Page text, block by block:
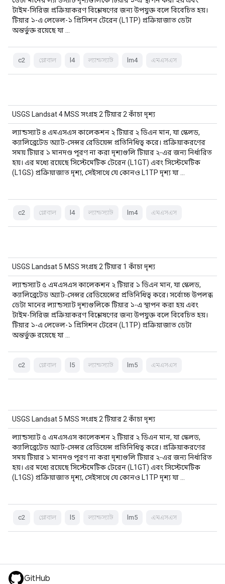
টাইম-সিরিজ প্রক্রিয়াকরণ বিশ্লেষণের জন্য উপযুক্ত বলে বিবেচিত হয়।
টিয়ার ১-এ লেভেল-১ প্রিসিশন টেরেন (L1TP) প্রক্রিয়াজাত ডেটা
অন্তর্ভুক্ত রয়েছে যা …
c2 গ্লোবাল l4 ল্যান্ডস্যাট lm4 এমএসএস
USGS Landsat 4 MSS সংগ্রহ 2 টিয়ার 2 কাঁচা দৃশ্য
ল্যান্ডস্যাট ৪ এমএসএস কালেকশন ২ টিয়ার ২ ডিএন মান, যা স্কেলড,
ক্যালিব্রেটেড অ্যাট-সেন্সর রেডিয়েন্স প্রতিনিধিত্ব করে। প্রক্রিয়াকরণের
সময় টিয়ার ১ মানদণ্ড পূরণ না করা দৃশ্যগুলি টিয়ার ২-এর জন্য নির্ধারিত
হয়। এর মধ্যে রয়েছে সিস্টেমেটিক টেরেন (L1GT) এবং সিস্টেমেটিক
(L1GS) প্রক্রিয়াজাত দৃশ্য, সেইসাথে যে কোনও L1TP দৃশ্য যা …
c2 গ্লোবাল l4 ল্যান্ডস্যাট lm4 এমএসএস
USGS Landsat 5 MSS সংগ্রহ 2 টিয়ার 1 কাঁচা দৃশ্য
ল্যান্ডস্যাট ৫ এমএসএস কালেকশন ২ টিয়ার ১ ডিএন মান, যা স্কেলড,
ক্যালিব্রেটেড অ্যাট-সেন্সর রেডিয়েন্সের প্রতিনিধিত্ব করে। সর্বোচ্চ উপলব্ধ
ডেটা মানের ল্যান্ডস্যাট দৃশ্যগুলিকে টিয়ার ১-এ স্থাপন করা হয় এবং
টাইম-সিরিজ প্রক্রিয়াকরণ বিশ্লেষণের জন্য উপযুক্ত বলে বিবেচিত হয়।
টিয়ার ১-এ লেভেল-১ প্রিসিশন টেরেন (L1TP) প্রক্রিয়াজাত ডেটা
অন্তর্ভুক্ত রয়েছে যা …
c2 গ্লোবাল l5 ল্যান্ডস্যাট lm5 এমএসএস
USGS Landsat 5 MSS সংগ্রহ 2 টিয়ার 2 কাঁচা দৃশ্য
ল্যান্ডস্যাট ৫ এমএসএস কালেকশন ২ টিয়ার ২ ডিএন মান, যা স্কেলড,
ক্যালিব্রেটেড অ্যাট-সেন্সর রেডিয়েন্স প্রতিনিধিত্ব করে। প্রক্রিয়াকরণের
সময় টিয়ার ১ মানদণ্ড পূরণ না করা দৃশ্যগুলি টিয়ার ২-এর জন্য নির্ধারিত
হয়। এর মধ্যে রয়েছে সিস্টেমেটিক টেরেন (L1GT) এবং সিস্টেমেটিক
(L1GS) প্রক্রিয়াজাত দৃশ্য, সেইসাথে যে কোনও L1TP দৃশ্য যা …
c2 গ্লোবাল l5 ল্যান্ডস্যাট lm5 এমএসএস
GitHub